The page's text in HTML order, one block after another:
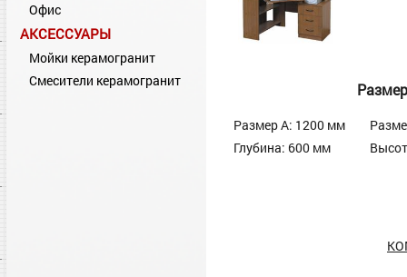
Офис
АКСЕССУАРЫ
Мойки керамогранит
Смесители керамогранит
Размер А: 1200 мм
Глубина: 600 мм